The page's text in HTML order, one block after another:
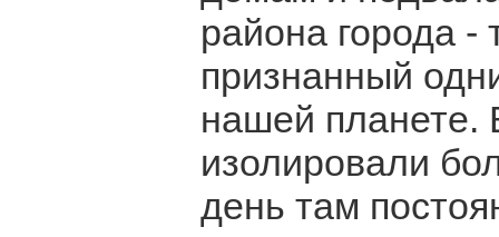
района города -
признанный
нашей планете.
изолировали
день там